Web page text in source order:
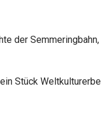
der Semmeringbahn,
Stück Weltkulturerbe